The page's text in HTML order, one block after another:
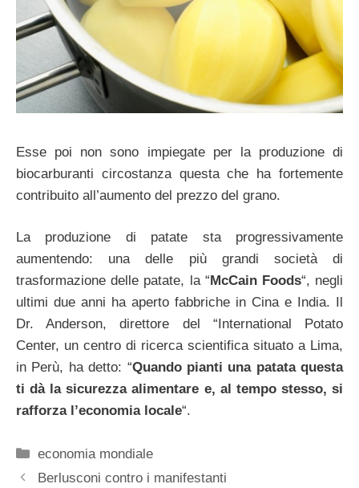
Esse poi non sono impiegate per la produzione di
biocarburanti circostanza questa che ha fortemente
contribuito all’aumento del prezzo del grano.
La produzione di patate sta progressivamente
aumentendo: una delle più grandi società di
trasformazione delle patate, la “ McCain Foods“, negli
ultimi due anni ha aperto fabbriche in Cina e India. Il
Dr. Anderson, direttore del “International Potato
Center, un centro di ricerca scientifica situato a Lima,
in Perù, ha detto: “Quando pianti una patata questa
ti dà la sicurezza alimentare e, al tempo stesso, si
rafforza l’economia locale“.
Categorie
economia mondiale
Berlusconi contro i manifestanti